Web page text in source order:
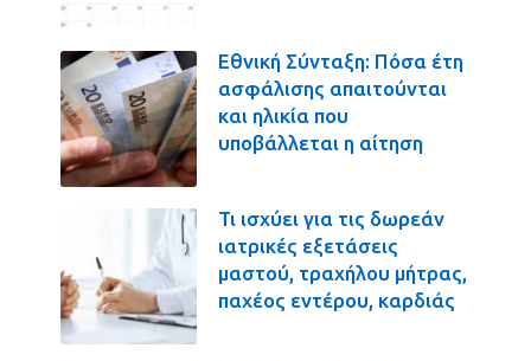
Εθνική Σύνταξη: Πόσα έτη
ασφάλισης απαιτούνται
και ηλικία που
υποβάλλεται η αίτηση
Τι ισχύει για τις δωρεάν
ιατρικές εξετάσεις
μαστού, τραχήλου μήτρας,
παχέος εντέρου, καρδιάς